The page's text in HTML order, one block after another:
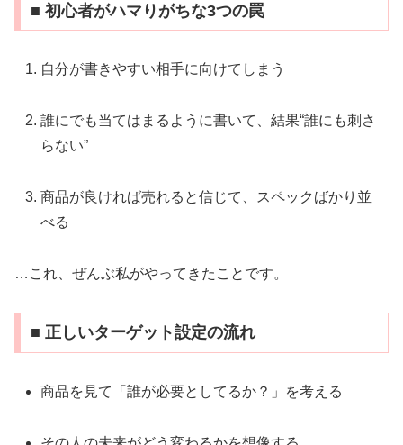
■ 初心者がハマりがちな3つの罠
自分が書きやすい相手に向けてしまう
誰にでも当てはまるように書いて、結果“誰にも刺さ
らない”
商品が良ければ売れると信じて、スペックばかり並
べる
…これ、ぜんぶ私がやってきたことです。
■ 正しいターゲット設定の流れ
商品を見て「誰が必要としてるか？」を考える